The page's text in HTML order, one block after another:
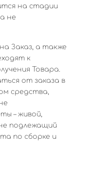
на стадии
не
Заказ, а также
к
Товара.
от заказа в
средства,
– живой,
подлежащий
по сборке и